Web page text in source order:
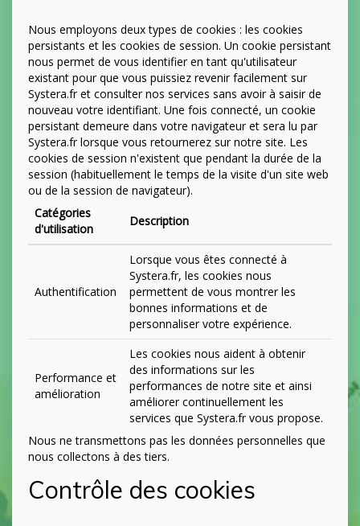
Nous employons deux types de cookies : les cookies
persistants et les cookies de session. Un cookie persistant
nous permet de vous identifier en tant qu'utilisateur
existant pour que vous puissiez revenir facilement sur
Systera.fr et consulter nos services sans avoir à saisir de
nouveau votre identifiant. Une fois connecté, un cookie
persistant demeure dans votre navigateur et sera lu par
Systera.fr lorsque vous retournerez sur notre site. Les
cookies de session n'existent que pendant la durée de la
session (habituellement le temps de la visite d'un site web
ou de la session de navigateur).
Catégories
d'utilisation
Description
Authentification
Lorsque vous êtes connecté à
Systera.fr, les cookies nous
permettent de vous montrer les
bonnes informations et de
personnaliser votre expérience.
Performance et
amélioration
Les cookies nous aident à obtenir
des informations sur les
performances de notre site et ainsi
améliorer continuellement les
services que Systera.fr vous propose.
Nous ne transmettons pas les données personnelles que
nous collectons à des tiers.
Contrôle des cookies